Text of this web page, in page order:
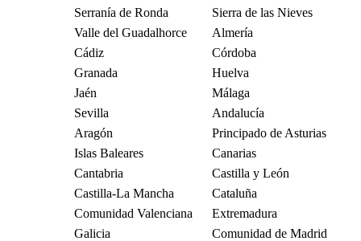
Serranía de Ronda
Sierra de las Nieves
Valle del Guadalhorce
Almería
Cádiz
Córdoba
Granada
Huelva
Jaén
Málaga
Sevilla
Andalucía
Aragón
Principado de Asturias
Islas Baleares
Canarias
Cantabria
Castilla y León
Castilla-La Mancha
Cataluña
Comunidad Valenciana
Extremadura
Galicia
Comunidad de Madrid